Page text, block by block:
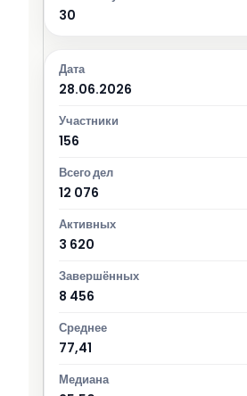
30
28.06.2026
156
12 076
3 620
8 456
77,41